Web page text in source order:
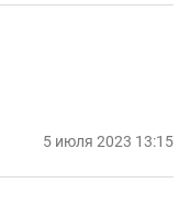
5 июля 2023 13:15